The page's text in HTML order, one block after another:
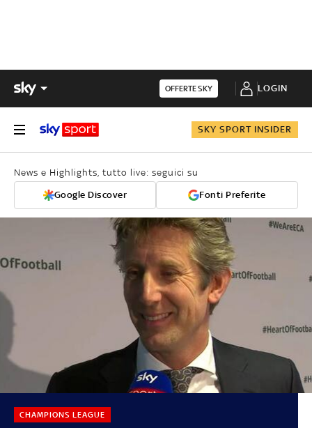
OFFERTE SKY LOGIN
SKY SPORT INSIDER
News e Highlights, tutto live: seguici su
Google Discover Fonti Preferite
CHAMPIONS LEAGUE